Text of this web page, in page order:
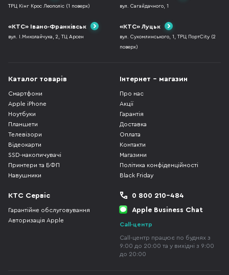
ТРЦ Кінг Крос Леополіс (1 поверх) вул. Сагайдачного, 1
«КТС» Івано-Франківськ
вул. І.Миколайчука, 2, ТЦ Арсен
«КТС» Луцьк
вул. Сухомлинського, 1, ТРЦ ПортCity (2
поверх)
Каталог товарів
Смартфони
Apple iPhone
Ноутбуки
Планшети
Телевізори
Відеокарти
SSD-накопичувачі
Принтери та БФП
Навушники
Інтернет - магазин
Про нас
Акції
Гарантія
Доставка
Оплата
Контакти
Магазини
Політика конфіденційності
Black Friday
КТС Сервіс
Гарантійне обслуговування
Авторизація Apple
0 800 210-484
Apple Business Chat
Call-центр
Call-центр працює по буднях з
9:00 до 20:00 та у вихідні з 9:00
до 20:00